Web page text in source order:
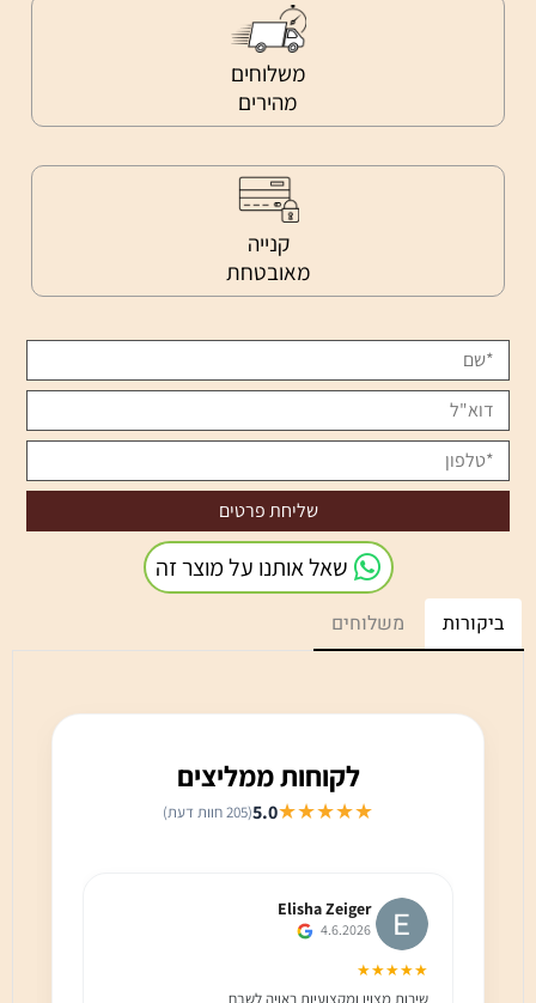
משלוחים
מהירים
קנייה
מאובטחת
שאל אותנו על מוצר זה
ביקורות משלוחים
לקוחות ממליצים
★★★★★
5.0(205 חוות דעת)
Elisha Zeiger
4.6.2026
★★★★★
שירות מצוין ומקצועיות ראויה לשבח